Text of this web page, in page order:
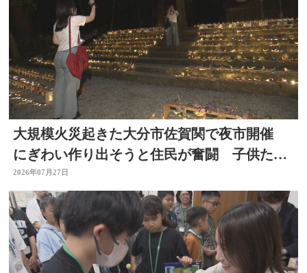
大規模火災起きた大分市佐賀関で夜市開催
にぎわい作り出そうと住民が奮闘 子供たち
も出店に挑戦 大分
2026年07月27日